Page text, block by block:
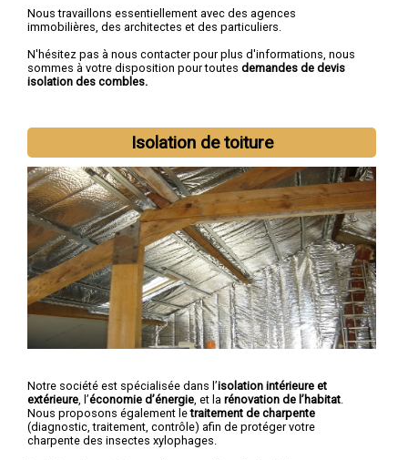
Nous travaillons essentiellement avec des agences
immobilières, des architectes et des particuliers.
N'hésitez pas à nous contacter pour plus d'informations, nous
sommes à votre disposition pour toutes demandes de devis
isolation des combles.
Isolation de toiture
Notre société est spécialisée dans l’isolation intérieure et
extérieure, l’économie d’énergie, et la rénovation de l’habitat.
Nous proposons également letraitement de charpente
(diagnostic, traitement, contrôle) afin de protéger votre
charpente des insectes xylophages.